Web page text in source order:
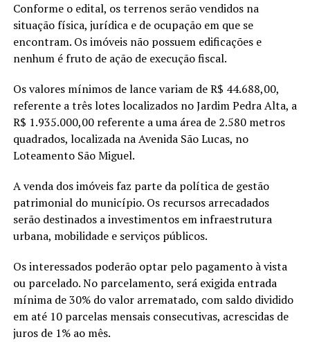
Conforme o edital, os terrenos serão vendidos na
situação física, jurídica e de ocupação em que se
encontram. Os imóveis não possuem edificações e
nenhum é fruto de ação de execução fiscal.
Os valores mínimos de lance variam de R$ 44.688,00,
referente a três lotes localizados no Jardim Pedra Alta, a
R$ 1.935.000,00 referente a uma área de 2.580 metros
quadrados, localizada na Avenida São Lucas, no
Loteamento São Miguel.
A venda dos imóveis faz parte da política de gestão
patrimonial do município. Os recursos arrecadados
serão destinados a investimentos em infraestrutura
urbana, mobilidade e serviços públicos.
Os interessados poderão optar pelo pagamento à vista
ou parcelado. No parcelamento, será exigida entrada
mínima de 30% do valor arrematado, com saldo dividido
em até 10 parcelas mensais consecutivas, acrescidas de
juros de 1% ao mês.